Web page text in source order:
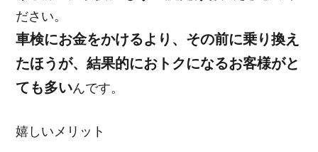
ださい。
車検にお金をかけるより、その前に乗り換え
たほうが、結果的におトクになるお客様がと
ても多いんです。
嬉しいメリット